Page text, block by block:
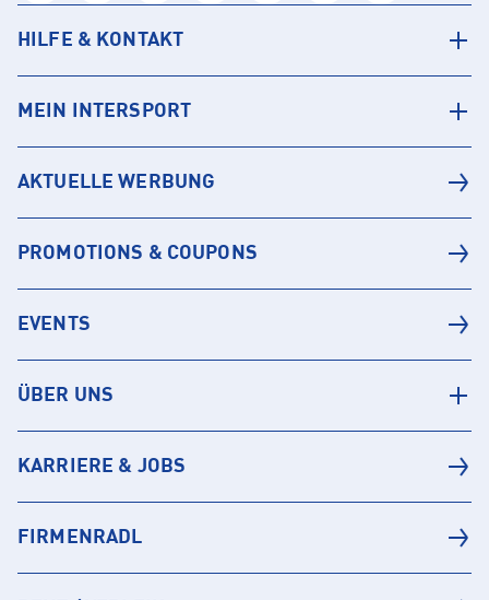
HILFE & KONTAKT
MEIN INTERSPORT
AKTUELLE WERBUNG
PROMOTIONS & COUPONS
EVENTS
ÜBER UNS
KARRIERE & JOBS
FIRMENRADL